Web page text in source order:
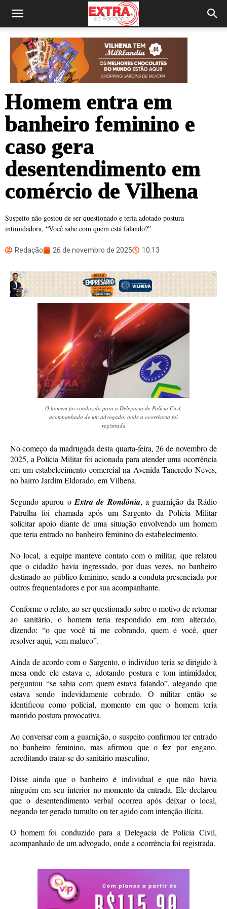
Homem entra em
banheiro feminino e
caso gera
desentendimento em
comércio de Vilhena
Suspeito não gostou de ser questionado e teria adotado postura
intimidadora, “Você sabe com quem está falando?”
Redação 26 de novembro de 2025 10:13
O homem foi conduzido para a Delegacia de Polícia Civil,
acompanhado de um advogado, onde a ocorrência foi
registrada
No começo da madrugada desta quarta-feira, 26 de novembro de
2025, a Polícia Militar foi acionada para atender uma ocorrência
em um estabelecimento comercial na Avenida Tancredo Neves,
no bairro Jardim Eldorado, em Vilhena.
Segundo apurou o Extra de Rondônia, a guarnição da Rádio
Patrulha foi chamada após um Sargento da Polícia Militar
solicitar apoio diante de uma situação envolvendo um homem
que teria entrado no banheiro feminino do estabelecimento.
No local, a equipe manteve contato com o militar, que relatou
que o cidadão havia ingressado, por duas vezes, no banheiro
destinado ao público feminino, sendo a conduta presenciada por
outros frequentadores e por sua acompanhante.
Conforme o relato, ao ser questionado sobre o motivo de retornar
ao sanitário, o homem teria respondido em tom alterado,
dizendo: “o que você tá me cobrando, quem é você, quer
resolver aqui, vem maluco”.
Ainda de acordo com o Sargento, o indivíduo teria se dirigido à
mesa onde ele estava e, adotando postura e tom intimidador,
perguntou “se sabia com quem estava falando”, alegando que
estava sendo indevidamente cobrado. O militar então se
identificou como policial, momento em que o homem teria
mantido postura provocativa.
Ao conversar com a guarnição, o suspeito confirmou ter entrado
no banheiro feminino, mas afirmou que o fez por engano,
acreditando tratar-se do sanitário masculino.
Disse ainda que o banheiro é individual e que não havia
ninguém em seu interior no momento da entrada. Ele declarou
que o desentendimento verbal ocorreu após deixar o local,
negando ter gerado tumulto ou ter agido com intenção ilícita.
O homem foi conduzido para a Delegacia de Polícia Civil,
acompanhado de um advogado, onde a ocorrência foi registrada.